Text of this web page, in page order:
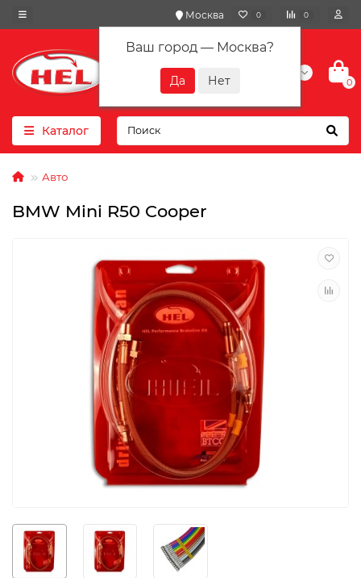
Москва
Ваш город — Москва?
0 0
+7(901) 417-10-01
0
Каталог
Авто
BMW Mini R50 Cooper